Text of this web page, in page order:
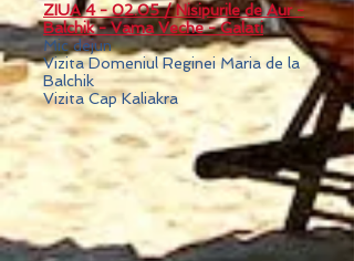
ZIUA 4 - 02.05 / Nisipurile de Aur -
Balchik - Vama Veche - Galati
​Mic dejun
Vizita Domeniul Reginei Maria de la
Balchik
Vizita Cap Kaliakra